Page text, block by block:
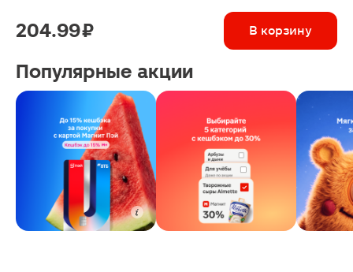
204.99 ₽ В корзину
Популярные акции